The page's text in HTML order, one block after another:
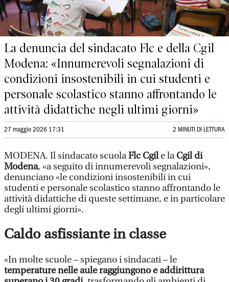
La denuncia del sindacato Flc e della Cgil
Modena: «Innumerevoli segnalazioni di
condizioni insostenibili in cui studenti e
personale scolastico stanno affrontando le
attività didattiche negli ultimi giorni»
27 maggio 2026 17:31 2 MINUTI DI LETTURA
MODENA. Il sindacato scuolaFlc Cgile laCgil di
Modena, «a seguito di innumerevoli segnalazioni»,
denunciano «le condizioni insostenibili in cui
studenti e personale scolastico stanno affrontando le
attività didattiche di queste settimane, e in particolare
degli ultimi giorni».
Caldo asfissiante in classe
«In molte scuole – spiegano i sindacati – le
temperature nelle aule raggiungono e addirittura